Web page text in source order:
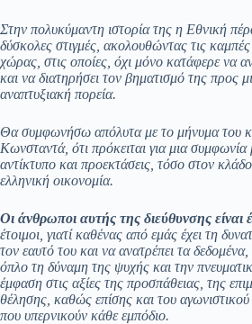
Στην πολυκύμαντη ιστορία της η Εθνική
δύσκολες στιγμές, ακολουθώντας τις καμπές
χώρας, στις οποίες, όχι μόνο κατάφερε να
και να διατηρήσει τον βηματισμό της προς
αναπτυξιακή πορεία.
Θα συμφωνήσω απόλυτα με το μήνυμα του
Κωνσταντά, ότι πρόκειται για μια συμφωνία
αντίκτυπο και προεκτάσεις, τόσο στον
ελληνική οικονομία.
Οι άνθρωποι αυτής της διεύθυνσης είναι
έτοιμοι, γιατί καθένας από εμάς έχει τη
τον εαυτό του και να ανατρέπει τα
όπλο τη δύναμη της ψυχής και την
έμφαση στις αξίες της προσπάθειας, της
θέλησης, καθώς επίσης και του αγωνιστικού
που υπερνικούν κάθε εμπόδιο.